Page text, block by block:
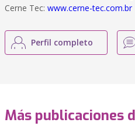
Cerne Tec: www.cerne-tec.com.br
Perfil completo
Más publicaciones